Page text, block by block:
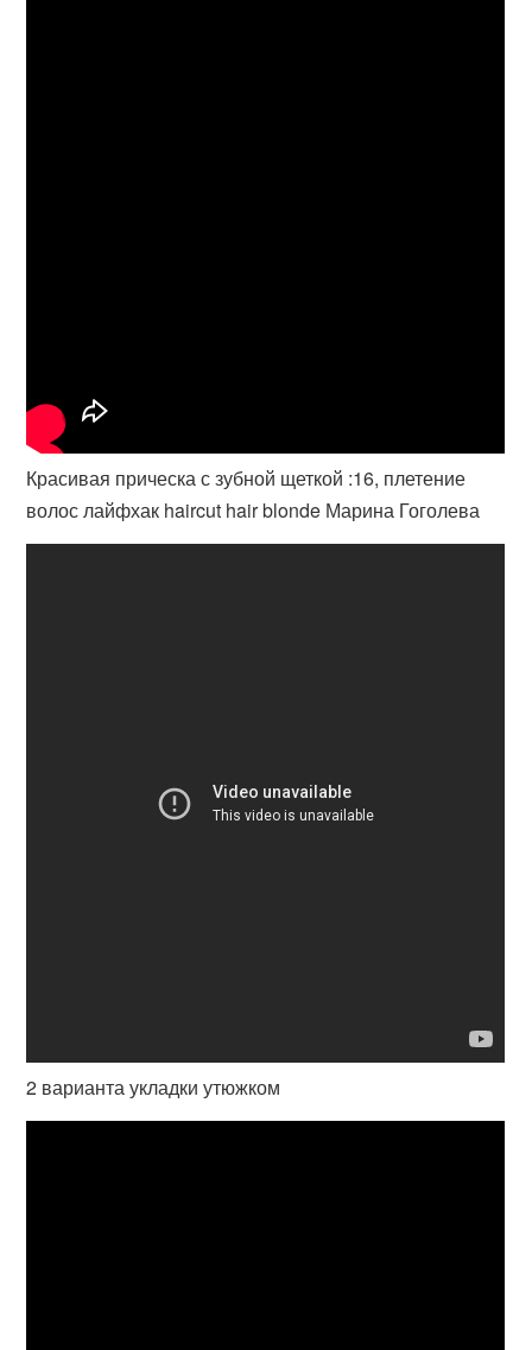
Красивая прическа с зубной щеткой :16, плетение
волос лайфхак haircut hair blonde Марина Гоголева
2 варианта укладки утюжком